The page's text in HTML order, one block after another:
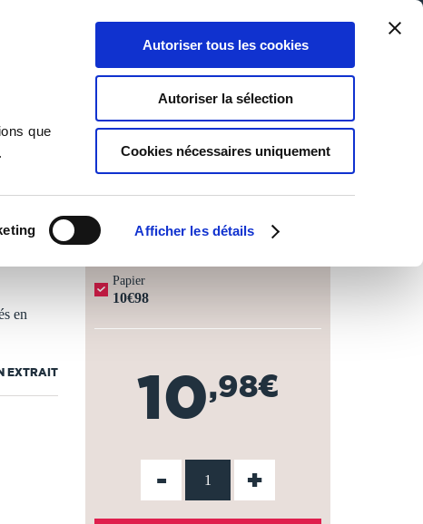
que
Afficher les détails
Autoriser tous les cookies
Autoriser la sélection
Cookies nécessaires uniquement
0
Panier
0
Ma liste
Connexion
OUVRÉS ⏱️
en
EXTRAIT
Papier
10€98
10,98€
- +